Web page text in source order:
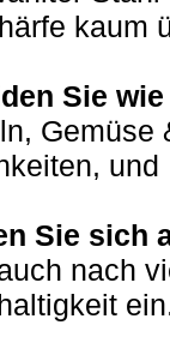
kaum
Sie
Gemüse
Sie sich
nach